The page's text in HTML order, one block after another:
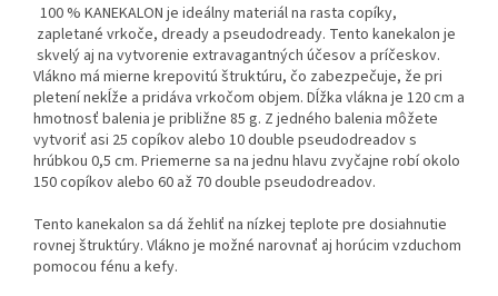
100 % KANEKALON je ideálny materiál na rasta copíky,
zapletané vrkoče, dready a pseudodready. Tento kanekalon je
skvelý aj na vytvorenie extravagantných účesov a príčeskov.
Vlákno má mierne krepovitú štruktúru, čo zabezpečuje, že pri
pletení nekĺže a pridáva vrkočom objem. Dĺžka vlákna je 120 cm a
hmotnosť balenia je približne 85 g. Z jedného balenia môžete
vytvoriť asi 25 copíkov alebo 10 double pseudodreadov s
hrúbkou 0,5 cm. Priemerne sa na jednu hlavu zvyčajne robí okolo
150 copíkov alebo 60 až 70 double pseudodreadov.
Tento kanekalon sa dá žehliť na nízkej teplote pre dosiahnutie
rovnej štruktúry. Vlákno je možné narovnať aj horúcim vzduchom
pomocou fénu a kefy.